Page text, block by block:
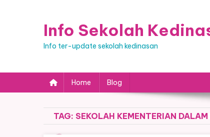
Info Sekolah
Info ter-update sekolah kedinasan
Home Blog
TAG: SEKOLAH KEMENTERIAN DALAM